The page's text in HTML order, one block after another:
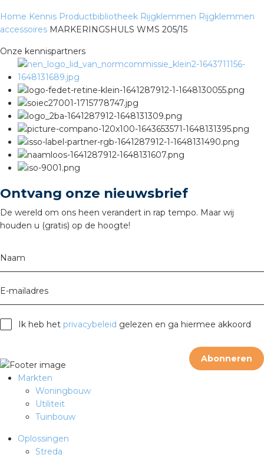
Home Kennis Productbibliotheek Rijgklemmen Rijgklemmen
accessoires MARKERINGSHULS WMS 205/15
Onze kennispartners
Ontvang onze nieuwsbrief
De wereld om ons heen verandert in rap tempo. Maar wij
houden u (gratis) op de hoogte!
Naam
E-mailadres
Ik heb het privacybeleid gelezen en ga hiermee akkoord
Abonneren
installeren
installeren in beton
installeren in de tuinbouw
stekerbare vlakkabel
GST®
RST®
Markten
Woningbouw
Utiliteit
Tuinbouw
Oplossingen
Streda